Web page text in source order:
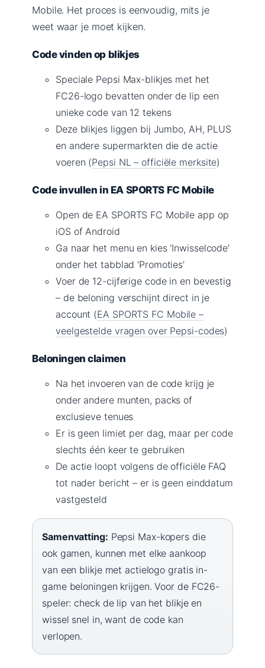
Mobile. Het proces is eenvoudig, mits je
weet waar je moet kijken.
Code vinden op blikjes
Speciale Pepsi Max-blikjes met het
FC26-logo bevatten onder de lip een
unieke code van 12 tekens
Deze blikjes liggen bij Jumbo, AH, PLUS
en andere supermarkten die de actie
voeren (Pepsi NL – officiële merksite)
Code invullen in EA SPORTS FC Mobile
Open de EA SPORTS FC Mobile app op
iOS of Android
Ga naar het menu en kies ‘Inwisselcode’
onder het tabblad ‘Promoties’
Voer de 12-cijferige code in en bevestig
– de beloning verschijnt direct in je
account (EA SPORTS FC Mobile –
veelgestelde vragen over Pepsi-codes)
Beloningen claimen
Na het invoeren van de code krijg je
onder andere munten, packs of
exclusieve tenues
Er is geen limiet per dag, maar per code
slechts één keer te gebruiken
De actie loopt volgens de officiële FAQ
tot nader bericht – er is geen einddatum
vastgesteld
Samenvatting: Pepsi Max-kopers die
ook gamen, kunnen met elke aankoop
van een blikje met actielogo gratis in-
game beloningen krijgen. Voor de FC26-
speler: check de lip van het blikje en
wissel snel in, want de code kan
verlopen.